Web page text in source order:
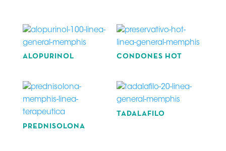
ALOPURINOL CONDONES HOT
PREDNISOLONA
TADALAFILO